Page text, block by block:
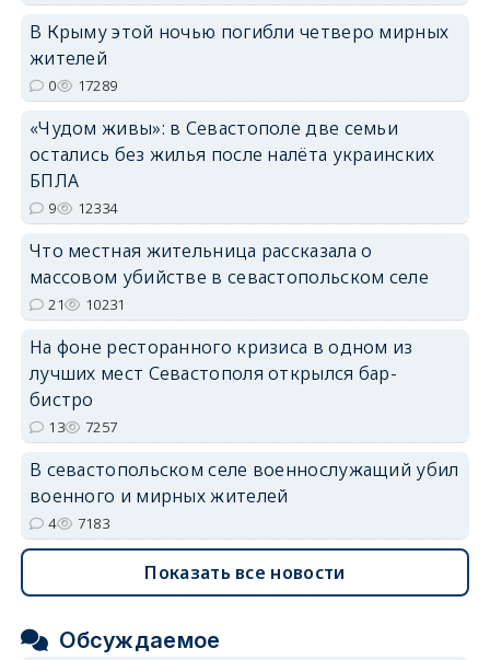
В Крыму этой ночью погибли четверо мирных
жителей
0 17289
«Чудом живы»: в Севастополе две семьи
остались без жилья после налёта украинских
БПЛА
9 12334
Что местная жительница рассказала о
массовом убийстве в севастопольском селе
21 10231
На фоне ресторанного кризиса в одном из
лучших мест Севастополя открылся бар-
бистро
13 7257
В севастопольском селе военнослужащий убил
военного и мирных жителей
4 7183
Показать все новости
Обсуждаемое